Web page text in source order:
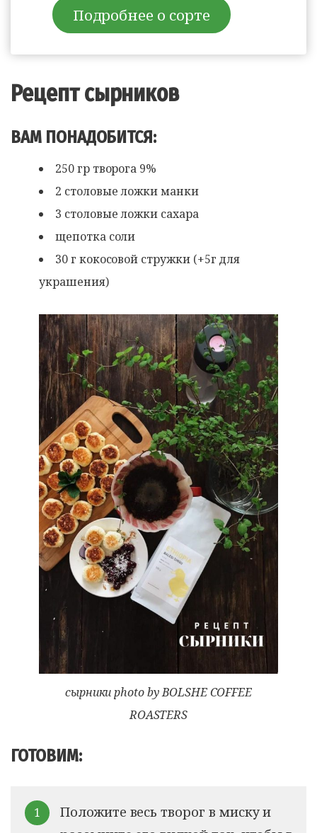
Подробнее о сорте
Рецепт сырников
ВАМ ПОНАДОБИТСЯ:
250 гр творога 9%
2 столовые ложки манки
3 столовые ложки сахара
щепотка соли
30 г кокосовой стружки (+5г для
украшения)
сырники photo byBOLSHE COFFEE
ROASTERS
ГОТОВИМ:
Положите весь творог в миску и